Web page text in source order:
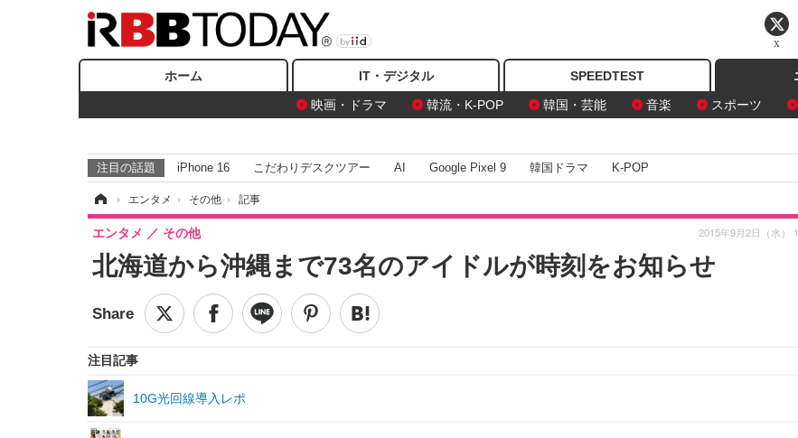
ホーム IT・デジタル SPEEDTEST
映画・ドラマ
韓流・K-POP 韓国・芸能 音楽 スポーツ
注目の話題 iPhone 16 こだわりデスクツアー AI Google Pixel 9 韓国ドラマ K-POP
› エンタメ › その他 › 記事
北海道から沖縄まで73名のアイドルが時刻をお知らせ
エンタメ その他 2015年9月2日（水）
注目記事
10G光回線導入レポ
X